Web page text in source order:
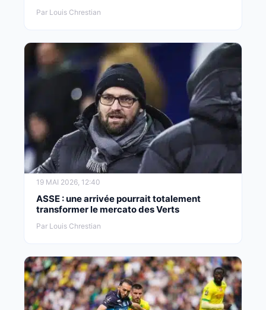
Par Louis Chrestian
19 MAI 2026, 12:40
ASSE : une arrivée pourrait totalement
transformer le mercato des Verts
Par Louis Chrestian